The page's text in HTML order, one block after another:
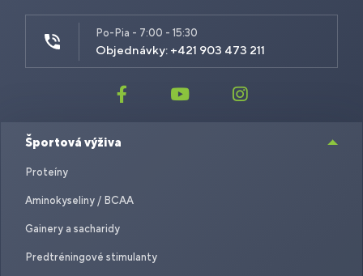
Po-Pia - 7:00 - 15:30
Objednávky: +421 903 473 211
Športová výživa
Proteíny
Aminokyseliny / BCAA
Gainery a sacharidy
Predtréningové stimulanty